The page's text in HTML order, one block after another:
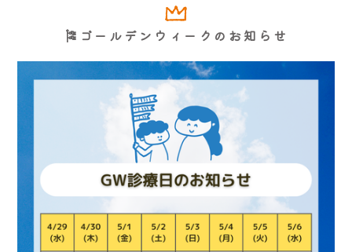
🎏ゴールデンウィークのお知らせ